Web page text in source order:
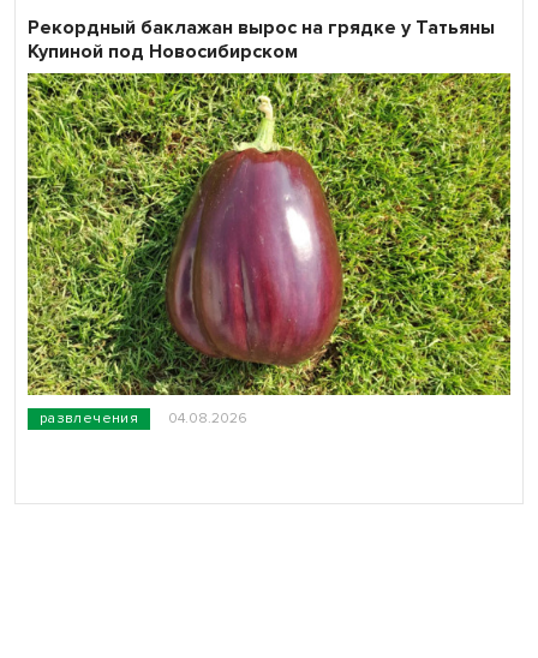
развлечения 04.08.2026
Рекордный баклажан вырос на грядке у Татьяны
Купиной под Новосибирском